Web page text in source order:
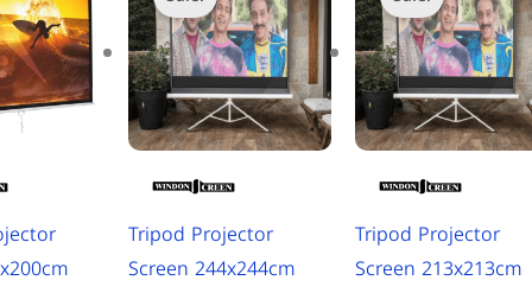
EGP.3,199 EGP.
Tripod Projector
Screen 244x244cm
4,100 EGP.3,999 EGP.
Tripod Projector
Screen 213x213cm
3,600 EGP.